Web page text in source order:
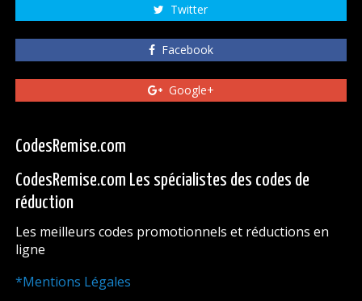
Twitter
Facebook
Google+
CodesRemise.com
CodesRemise.com Les spécialistes des codes de
réduction
Les meilleurs codes promotionnels et réductions en
ligne
*Mentions Légales